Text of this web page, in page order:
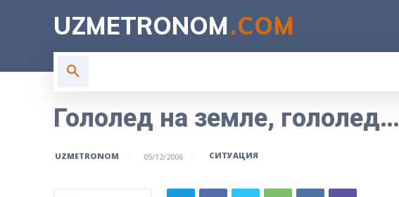
UZMETRONOM.COM
Гололед на земле, гололед…
UZMETRONOM 05/12/2006 СИТУАЦИЯ